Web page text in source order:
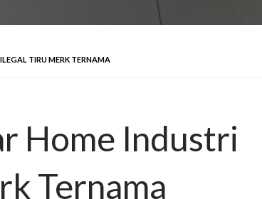
TIRU MERK TERNAMA
Home Industri
Ternama